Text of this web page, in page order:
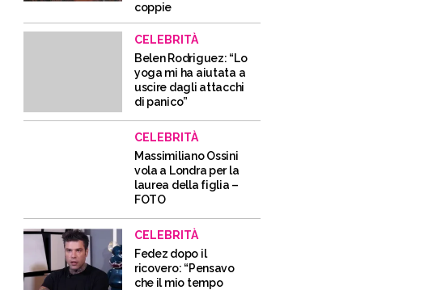
coppie
CELEBRITÀ
Belen Rodriguez: “Lo
yoga mi ha aiutata a
uscire dagli attacchi
di panico”
CELEBRITÀ
Massimiliano Ossini
vola a Londra per la
laurea della figlia –
FOTO
CELEBRITÀ
Fedez dopo il
ricovero: “Pensavo
che il mio tempo